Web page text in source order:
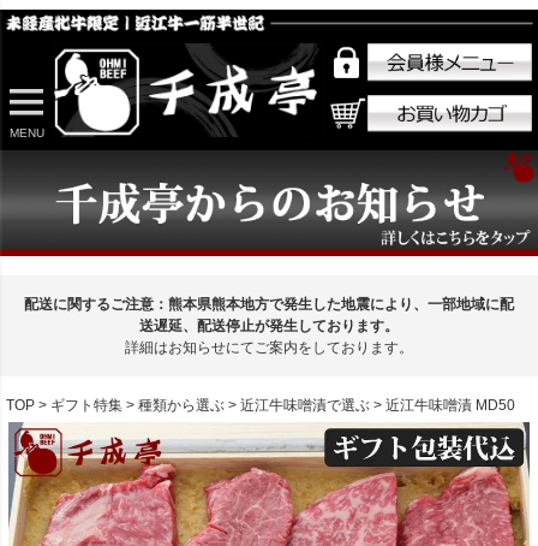
MENU
配送に関するご注意：熊本県熊本地方で発生した地震により、一部地域に配
送遅延、配送停止が発生しております。
詳細はお知らせにてご案内をしております。
TOP ギフト特集 種類から選ぶ 近江牛味噌漬で選ぶ 近江牛味噌漬 MD50